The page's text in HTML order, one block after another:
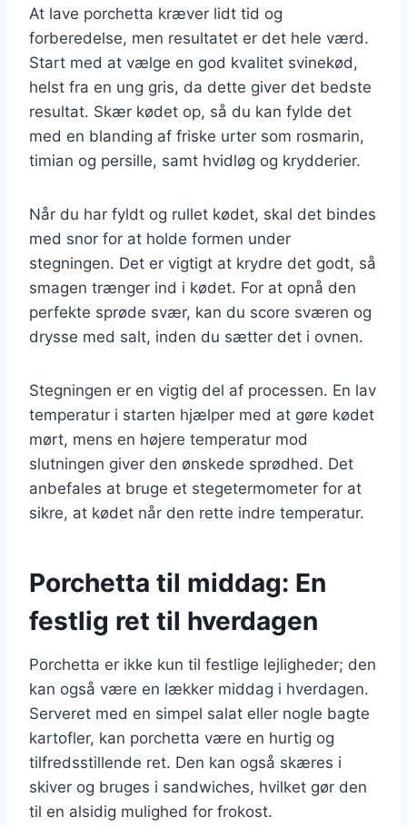
At lave porchetta kræver lidt tid og
forberedelse, men resultatet er det hele værd.
Start med at vælge en god kvalitet svinekød,
helst fra en ung gris, da dette giver det bedste
resultat. Skær kødet op, så du kan fylde det
med en blanding af friske urter som rosmarin,
timian og persille, samt hvidløg og krydderier.
Når du har fyldt og rullet kødet, skal det bindes
med snor for at holde formen under
stegningen. Det er vigtigt at krydre det godt, så
smagen trænger ind i kødet. For at opnå den
perfekte sprøde svær, kan du score sværen og
drysse med salt, inden du sætter det i ovnen.
Stegningen er en vigtig del af processen. En lav
temperatur i starten hjælper med at gøre kødet
mørt, mens en højere temperatur mod
slutningen giver den ønskede sprødhed. Det
anbefales at bruge et stegetermometer for at
sikre, at kødet når den rette indre temperatur.
Porchetta til middag: En
festlig ret til hverdagen
Porchetta er ikke kun til festlige lejligheder; den
kan også være en lækker middag i hverdagen.
Serveret med en simpel salat eller nogle bagte
kartofler, kan porchetta være en hurtig og
tilfredsstillende ret. Den kan også skæres i
skiver og bruges i sandwiches, hvilket gør den
til en alsidig mulighed for frokost.